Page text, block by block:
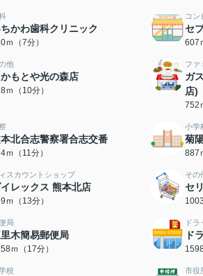
かわ歯科クリニック
ｍ（7分）
コン
セ
607
他
もとや光の森店
ｍ（10分）
ファ
ガ
店)
752
北合志警察署合志交番
ｍ（11分）
小学
菊
887
スカウントショップ
レックス 熊本北店
ｍ（13分）
その
セ
局
木簡易郵便局
ｍ（17分）
ド
ド
校 市役